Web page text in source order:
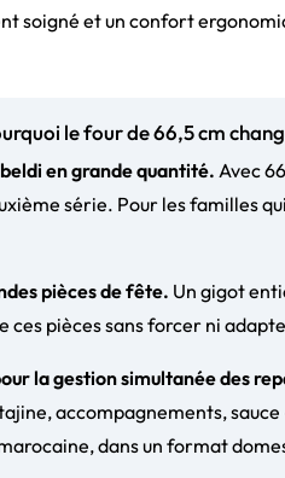
soigné et un confort
le four de 66,5 cm
en grande quantité. Avec
série. Pour les familles
pièces de fête. Un gigot
ces pièces sans forcer ni
la gestion simultanée des
accompagnements,
dans un format